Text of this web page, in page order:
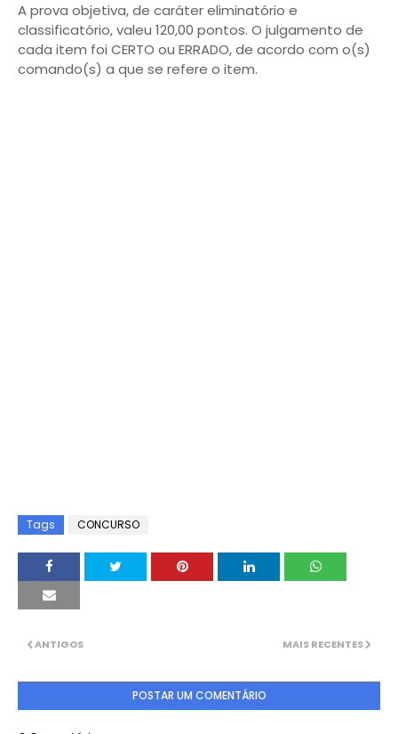
A prova objetiva, de caráter eliminatório e
classificatório, valeu 120,00 pontos. O julgamento de
cada item foi CERTO ou ERRADO, de acordo com o(s)
comando(s) a que se refere o item.
Tags CONCURSO
MAIS RECENTES
ANTIGOS
POSTAR UM COMENTÁRIO